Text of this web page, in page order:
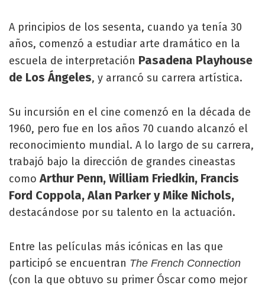
A principios de los sesenta, cuando ya tenía 30
años, comenzó a estudiar arte dramático en la
escuela de interpretación Pasadena Playhouse
de Los Ángeles, y arrancó su carrera artística.
Su incursión en el cine comenzó en la década de
1960, pero fue en los años 70 cuando alcanzó el
reconocimiento mundial. A lo largo de su carrera,
trabajó bajo la dirección de grandes cineastas
como Arthur Penn, William Friedkin, Francis
Ford Coppola, Alan Parker y Mike Nichols,
destacándose por su talento en la actuación.
Entre las películas más icónicas en las que
participó se encuentran The French Connection
(con la que obtuvo su primer Óscar como mejor